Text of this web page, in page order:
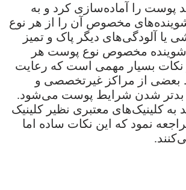
پوست را آماده‌سازی کرد و به
مخصوص آن را از هر نوع
یا آلودگی‌های دیگر پاک و تمیز
شوینده مخصوص نوع پوست هر
نکات بسیار مهمی است که رعایت
بعضی از مراکز غیرتخصصی و
بدتر شدن شرایط پوست می‌شود.
به کلینیک‌های معتبری نظیر کلینیک
نمود که این نکات ساده اما